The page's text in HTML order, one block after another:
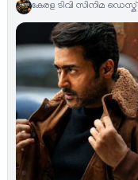
കേരള ടിവി സിനിമ ഡെസ്ക്